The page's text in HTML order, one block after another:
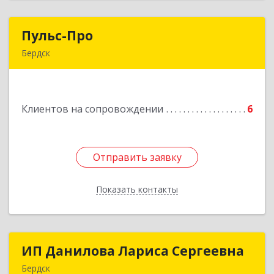
Пульс-Про
Бердск
Клиентов на сопровождении 6
Отправить заявку
Показать контакты
Подробнее
Отправить заявку
Назад
ИП Данилова Лариса Сергеевна
Бердск
ИП Данилова Лариса Сергеевна